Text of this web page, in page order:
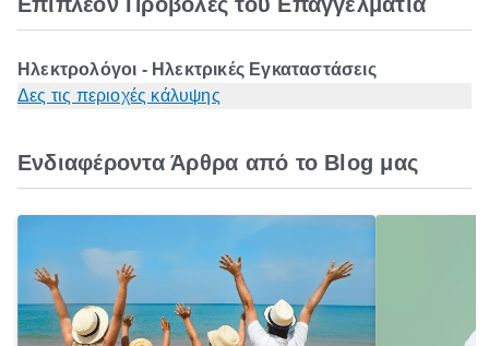
Ηλεκτρολόγοι - Ηλεκτρικές Εγκαταστάσεις
Δες τις περιοχές κάλυψης
Ενδιαφέροντα Άρθρα από το Blog μας